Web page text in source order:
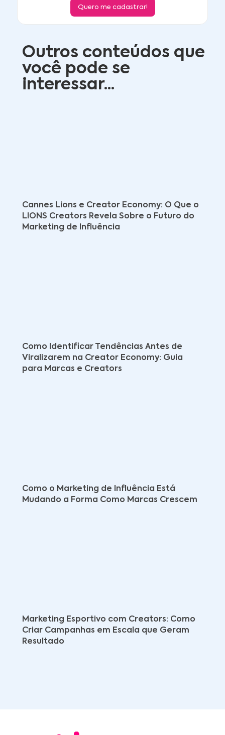
Quero me cadastrar!
Outros conteúdos que
você pode se
interessar...
Cannes Lions e Creator Economy: O Que o
LIONS Creators Revela Sobre o Futuro do
Marketing de Influência
Como Identificar Tendências Antes de
Viralizarem na Creator Economy: Guia
para Marcas e Creators
Como o Marketing de Influência Está
Mudando a Forma Como Marcas Crescem
Marketing Esportivo com Creators: Como
Criar Campanhas em Escala que Geram
Resultado